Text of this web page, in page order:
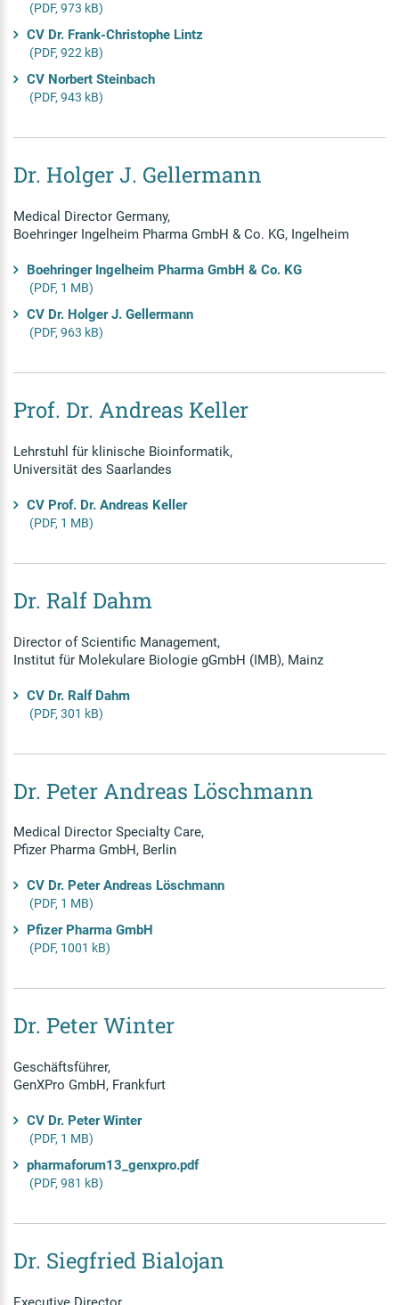
(PDF, 973 kB)
CV Dr. Frank-Christophe Lintz
(PDF, 922 kB)
CV Norbert Steinbach
(PDF, 943 kB)
Dr. Holger J. Gellermann
Medical Director Germany,
Boehringer Ingelheim Pharma GmbH & Co. KG, Ingelheim
Boehringer Ingelheim Pharma GmbH & Co. KG
(PDF, 1 MB)
CV Dr. Holger J. Gellermann
(PDF, 963 kB)
Prof. Dr. Andreas Keller
Lehrstuhl für klinische Bioinformatik,
Universität des Saarlandes
CV Prof. Dr. Andreas Keller
(PDF, 1 MB)
Dr. Ralf Dahm
Director of Scientific Management,
Institut für Molekulare Biologie gGmbH (IMB), Mainz
CV Dr. Ralf Dahm
(PDF, 301 kB)
Dr. Peter Andreas Löschmann
Medical Director Specialty Care,
Pfizer Pharma GmbH, Berlin
CV Dr. Peter Andreas Löschmann
(PDF, 1 MB)
Pfizer Pharma GmbH
(PDF, 1001 kB)
Dr. Peter Winter
Geschäftsführer,
GenXPro GmbH, Frankfurt
CV Dr. Peter Winter
(PDF, 1 MB)
pharmaforum13_genxpro.pdf
(PDF, 981 kB)
Dr. Siegfried Bialojan